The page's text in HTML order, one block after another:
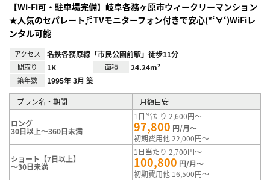
【Wi-Fi可・駐車場完備】岐阜各務ヶ原市ウィークリーマンション
★人気のセパレート♬TVモニターフォン付きで安心(*‘∀‘)WiFiレ
ンタル可能
アクセス 名鉄各務原線「市民公園前駅」徒歩11分
間取り 1K 面積 24.24m²
築年数 1995年 3月 築
プラン名・期間 月額目安
ロング
30日以上～360日未満
1日当たり 2,600円～
97,800 円/月～
初期費用他 22,000円～
ショート【7日以上】
～30日未満
1日当たり 2,700円～
100,800 円/月～
初期費用他 16,500円～